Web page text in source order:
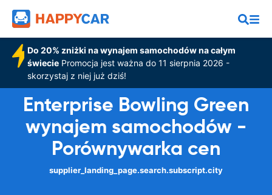
Do 20% zniżki na wynajem samochodów na całym
świeciePromocja jest ważna do 11 sierpnia 2026 -
skorzystaj z niej już dziś!
Enterprise Bowling Green
wynajem samochodów -
Porównywarka cen
supplier_landing_page.search.subscript.city